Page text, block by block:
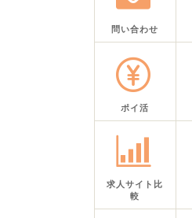
問い合わせ
ポイ活
求人サイト比
較